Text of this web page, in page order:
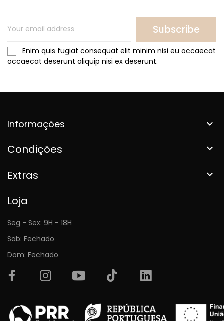
Subscribe
Enim quis fugiat consequat elit minim nisi eu occaecat
occaecat deserunt aliquip nisi ex deserunt.
Informações 
Condições 
Extras 
Loja
Seg - Sex: 9H - 18H
Sab: Fechado
Dom: Fechado